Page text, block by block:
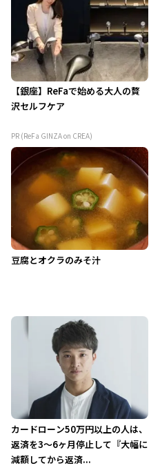
【銀座】ReFaで始める大人の贅
沢セルフケア
PR (ReFa GINZA on CREA)
豆腐とオクラのみそ汁
カードローン50万円以上の人は、
返済を3～6ヶ月停止して『大幅に
減額してから返済...